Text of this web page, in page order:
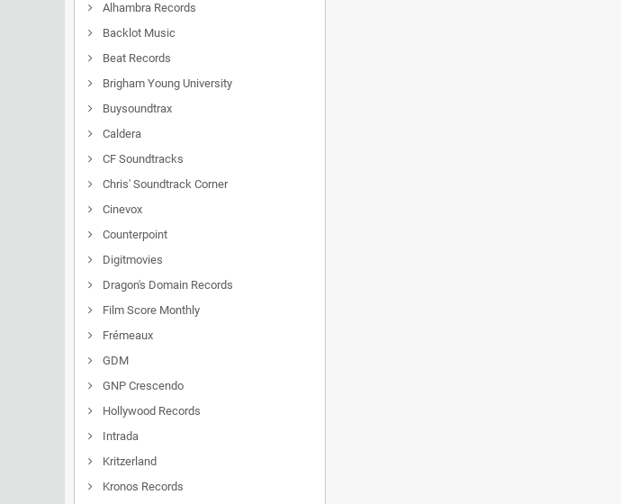
Alhambra Records
Backlot Music
Beat Records
Brigham Young University
Buysoundtrax
Caldera
CF Soundtracks
Chris' Soundtrack Corner
Cinevox
Counterpoint
Digitmovies
Dragon's Domain Records
Film Score Monthly
Frémeaux
GDM
GNP Crescendo
Hollywood Records
Intrada
Kritzerland
Kronos Records